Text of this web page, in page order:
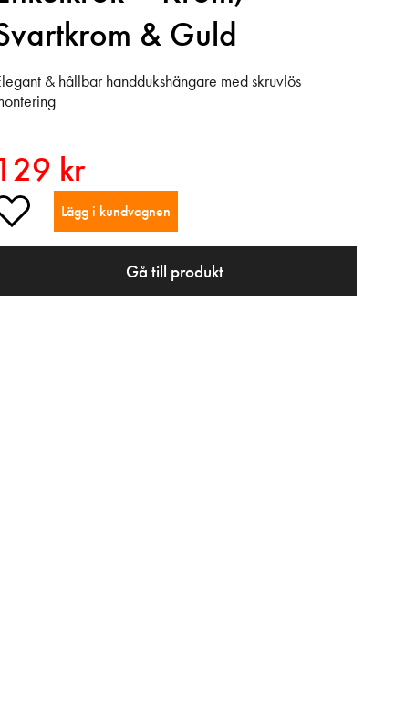
& Guld
& hållbar handdukshängare med skruvlös
kr
Lägg i kundvagnen
Gå till produkt